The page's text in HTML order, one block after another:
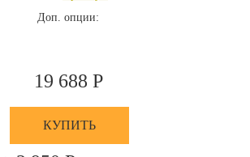
Доп. опции:
19 688 Р
КУПИТЬ